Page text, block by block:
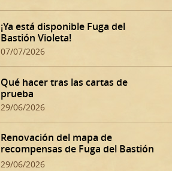
¡Ya está disponible Fuga del
Bastión Violeta!
07/07/2026
Qué hacer tras las cartas de
prueba
29/06/2026
Renovación del mapa de
recompensas de Fuga del Bastión
Violeta
29/06/2026